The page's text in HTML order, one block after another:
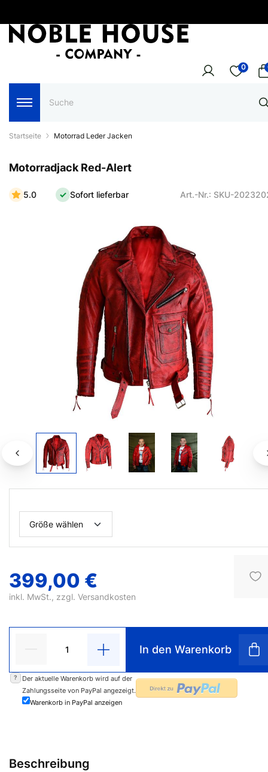
0
Startseite Motorrad Leder Jacken
Motorradjack Red-Alert
5.0 Sofort lieferbar Art.-Nr.: SKU-
399,00 €
inkl. MwSt., zzgl. Versandkosten
In den Warenkorb
?
Der aktuelle Warenkorb wird auf der
Zahlungsseite von PayPal angezeigt.
Warenkorb in PayPal anzeigen
Beschreibung